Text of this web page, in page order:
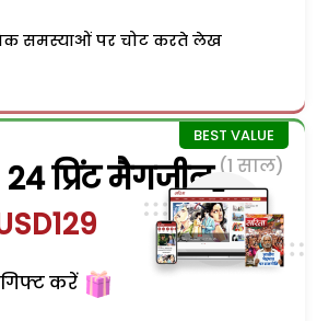
समस्याओं पर चोट करते लेख
प्रिंट मैगजीन (1 साल)
करें